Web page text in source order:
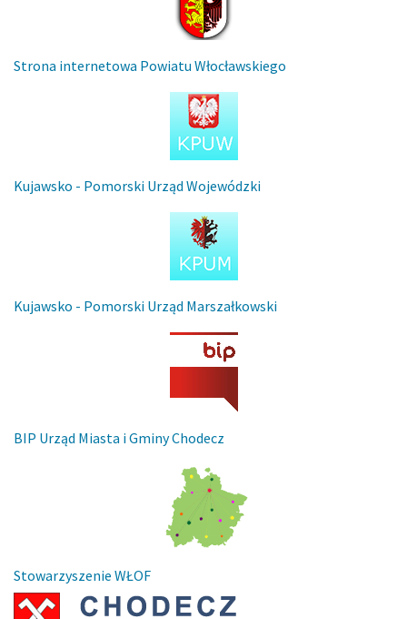
Strona internetowa Powiatu Włocławskiego
Kujawsko - Pomorski Urząd Wojewódzki
Kujawsko - Pomorski Urząd Marszałkowski
BIP Urząd Miasta i Gminy Chodecz
Stowarzyszenie WŁOF